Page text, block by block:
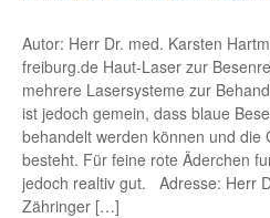
Autor: Herr Dr. med. Karsten
freiburg.de Haut-Laser zur
mehrere Lasersysteme zur
ist jedoch gemein, dass blaue
behandelt werden können und die
besteht. Für feine rote Äderchen
jedoch realtiv gut. Adresse: Herr
Zähringer […]